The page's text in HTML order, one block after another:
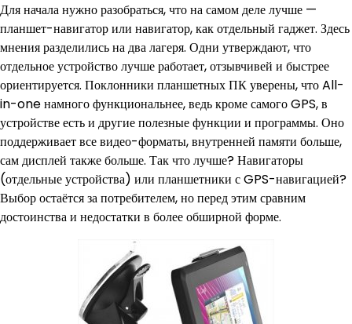
Для начала нужно разобраться, что на самом деле лучше —
планшет-навигатор или навигатор, как отдельный гаджет. Здесь
мнения разделились на два лагеря. Одни утверждают, что
отдельное устройство лучше работает, отзывчивей и быстрее
ориентируется. Поклонники планшетных ПК уверены, что All-
in-one намного функциональнее, ведь кроме самого GPS, в
устройстве есть и другие полезные функции и программы. Оно
поддерживает все видео-форматы, внутренней памяти больше,
сам дисплей также больше. Так что лучше? Навигаторы
(отдельные устройства) или планшетники с GPS-навигацией?
Выбор остаётся за потребителем, но перед этим сравним
достоинства и недостатки в более обширной форме.